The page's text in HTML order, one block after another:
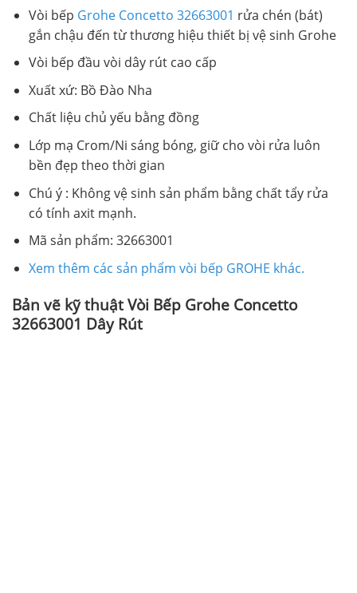
Vòi bếp Grohe Concetto 32663001 rửa chén (bát)
gắn chậu đến từ thương hiệu thiết bị vệ sinh Grohe
Vòi bếp đầu vòi dây rút cao cấp
Xuất xứ: Bồ Đào Nha
Chất liệu chủ yếu bằng đồng
Lớp mạ Crom/Ni sáng bóng, giữ cho vòi rửa luôn
bền đẹp theo thời gian
Chú ý : Không vệ sinh sản phẩm bằng chất tẩy rửa
có tính axit mạnh.
Mã sản phẩm: 32663001
Xem thêm các sản phẩm vòi bếp GROHE khác.
Bản vẽ kỹ thuật Vòi Bếp Grohe Concetto
32663001 Dây Rút